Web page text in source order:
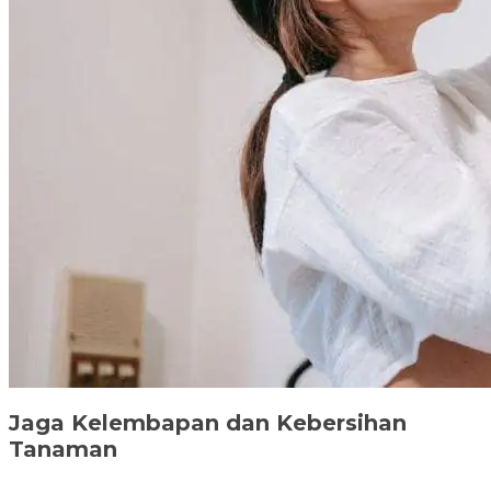
Jaga Kelembapan dan Kebersihan
Tanaman